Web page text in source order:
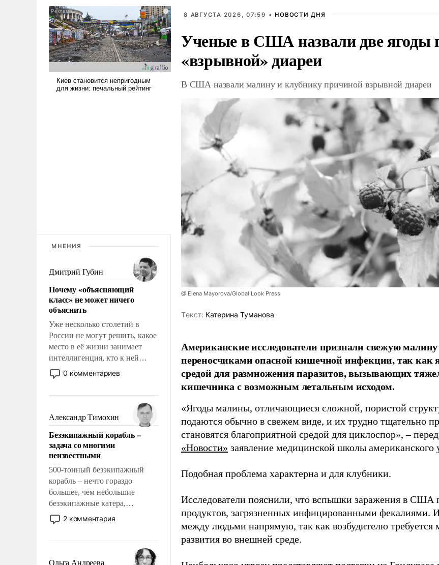
МНЕНИЯ
Дмитрий Губин
Почему «объясняющий
класс» не может ничего
объяснить
Уже несколько столетий в
России не могут решить, какое
место в её жизни занимает
интеллигенция, кто к ней
принадлежит, а кого из неё
исключили с правом
чем она отличается от просто
образованных людей. Иногда
казалось, что эти вопросы
решены раз и навсегда, но –
нет, не решены.
0 комментариев
Александр Тимохин
Безэкипажный корабль –
задача со многими
неизвестными
500-тонный безэкипажный
корабль – нечто гораздо
большее, чем небольшие
безэкипажные катера,
применение которых уже
стало обыденностью. Задача по
сложна и амбициозна. Однако
и ее реализация радикально
2 комментария
Ольга Андреева
8 АВГУСТА 2026, 07:59 • НОВОСТИ ДНЯ
Ученые в США назвали две ягоды
«взрывной» диареи
В США назвали малину и клубнику причиной взрывной диареи
@ Elena Mayorova/Global Look Press
Tекст: Катерина Туманова
Американские исследователи признали свежую
переносчиками опасной кишечной инфекции, так как
средой для размножения паразитов, вызывающих
кишечника с возможным летальным исходом.
«Ягоды малины, отличающиеся сложной, пористой
подаются обычно в свежем виде, и их трудно тщательно
становятся благоприятной средой для циклоспор», –
«Новости» заявление медицинской школы американского
Подобная проблема характерна и для клубники.
Исследователи пояснили, что вспышки заражения в США
продуктов, загрязненных инфицированными фекалиями.
между людьми напрямую, так как возбудителю требуется
развития во внешней среде.